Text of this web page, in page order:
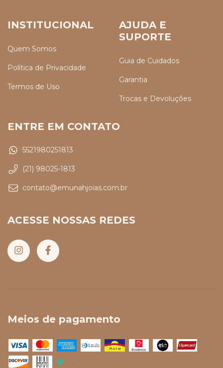
INSTITUCIONAL
Quem Somos
Política de Privacidade
Termos de Uso
AJUDA E
SUPORTE
Guia de Cuidados
Garantia
Trocas e Devoluções
ENTRE EM CONTATO
5521980251813
(21) 98025-1813
contato@emunahjoias.com.br
ACESSE NOSSAS REDES
Meios de pagamento